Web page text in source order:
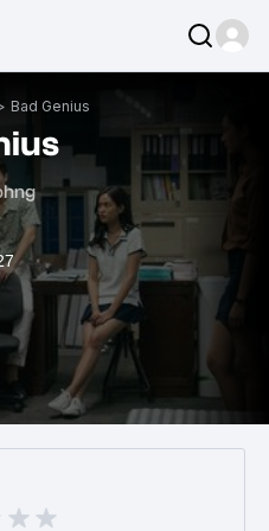
Bad Genius